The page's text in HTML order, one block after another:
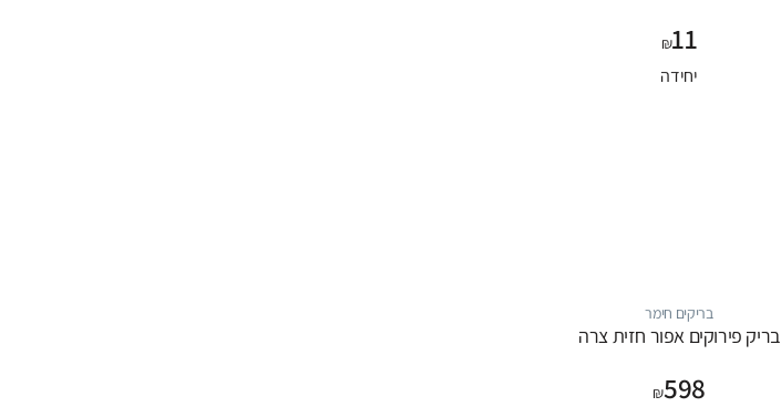
₪11
יחידה
בריקים חימר
בריק פירוקים אפור חזית צרה
₪598